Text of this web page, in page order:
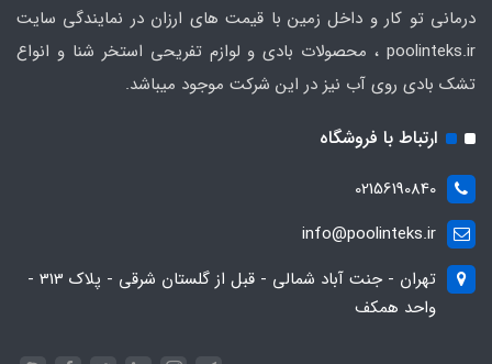
درمانی تو کار و داخل زمین با قیمت های ارزان در نمایندگی سایت
poolinteks.ir ، محصولات بادی و لوازم تفریحی استخر شنا و انواع
تشک بادی روی آب نیز در این شرکت موجود میباشد.
ارتباط با فروشگاه
02156190840
info@poolinteks.ir
تهران - جنت آباد شمالی - قبل از گلستان شرقی - پلاک 313 -
واحد همکف